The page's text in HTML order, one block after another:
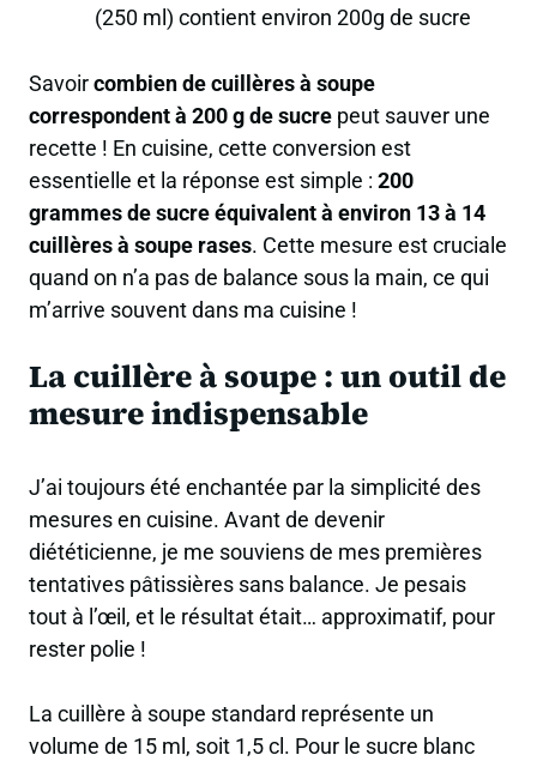
(250 ml) contientenviron 200g de sucre
Savoircombien de cuillères à soupe
correspondent à 200 g de sucre peut sauver une
recette ! En cuisine, cette conversion est
essentielle et la réponse est simple : 200
grammes de sucre équivalent à environ 13 à 14
cuillères à soupe rases. Cette mesure est cruciale
quand on n’a pas de balance sous la main, ce qui
m’arrive souvent dans ma cuisine !
La cuillère à soupe : un outil de
mesure indispensable
J’ai toujours été enchantée par la simplicité des
mesures en cuisine. Avant de devenir
diététicienne, je me souviens de mes premières
tentatives pâtissières sans balance. Je pesais
tout à l’œil, et le résultat était… approximatif, pour
rester polie !
La cuillère à soupe standard représente un
volume de 15 ml, soit 1,5 cl. Pour le sucre blanc